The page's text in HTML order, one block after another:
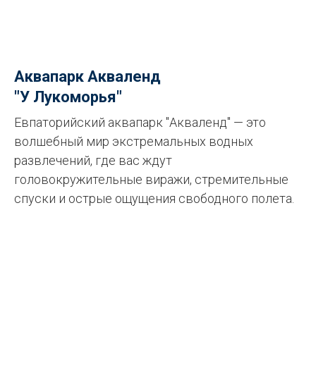
Аквапарк Акваленд
"У Лукоморья"
Евпаторийский аквапарк "Акваленд" — это
волшебный мир экстремальных водных
развлечений, где вас ждут
головокружительные виражи, стремительные
спуски и острые ощущения свободного полета.